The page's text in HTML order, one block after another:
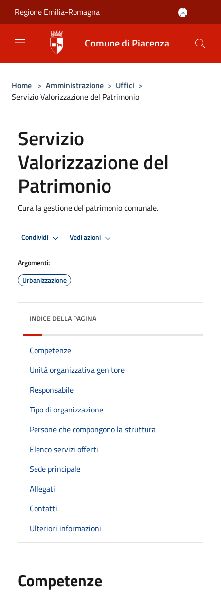
Regione Emilia-Romagna
Comune di Piacenza
Home > Amministrazione > Uffici >
Servizio Valorizzazione del Patrimonio
Servizio
Valorizzazione del
Patrimonio
Cura la gestione del patrimonio comunale.
Condividi Vedi azioni
Argomenti:
Urbanizzazione
INDICE DELLA PAGINA
Competenze
Unità organizzativa genitore
Responsabile
Tipo di organizzazione
Persone che compongono la struttura
Elenco servizi offerti
Sede principale
Allegati
Contatti
Ulteriori informazioni
Competenze